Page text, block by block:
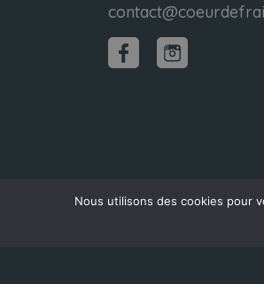
Nous utilisons des cookies pour